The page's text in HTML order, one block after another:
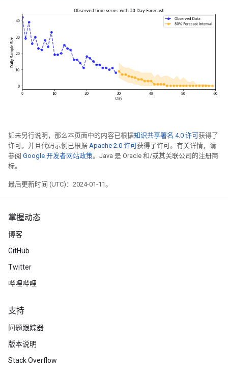
如未另行说明，那么本页面中的内容已根据知识共享署名 4.0 许可获得了
许可，并且代码示例已根据 Apache 2.0 许可获得了许可。有关详情，请
参阅 Google 开发者网站政策。Java 是 Oracle 和/或其关联公司的注册商
标。
最后更新时间 (UTC)：2024-01-11。
掌握动态
博客
GitHub
Twitter
哔哩哔哩
支持
问题跟踪器
版本说明
Stack Overflow